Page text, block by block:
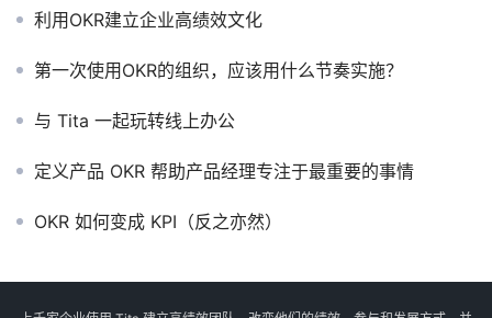
利用OKR建立企业高绩效文化
第一次使用OKR的组织，应该用什么节奏实施？
与 Tita 一起玩转线上办公
定义产品 OKR 帮助产品经理专注于最重要的事情
OKR 如何变成 KPI（反之亦然）